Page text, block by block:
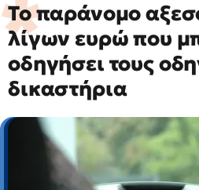
Το παράνομο
λίγων ευρώ που
οδηγήσει τους
δικαστήρια